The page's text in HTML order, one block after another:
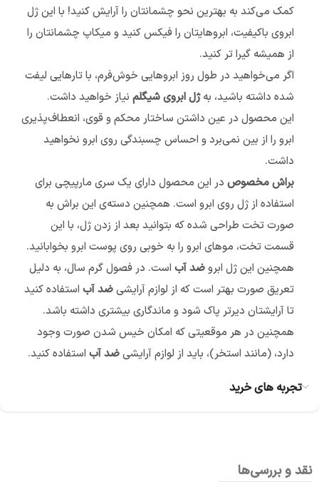
کمک می‌کند به بهترین نحو چشمانتان را آرایش کنید! با این ژل
ابروی باکیفیت، ابروهایتان را فیکس کنید و میکاپ چشمانتان را
از همیشه گیرا تر کنید.
اگر می‌خواهید در طول روز ابروهایی خوش‌فرم، با تارهایی لیفت
شده داشته باشید، بهژل ابروی شیگلم نیاز خواهید داشت.
این محصول در عین داشتن ساختار محکم و قوی، انعطاف‌پذیری
ابرو را از بین نمی‌برد و احساس چسبندگی روی ابرو نخواهید
داشت.
براش مخصوص در این محصول دارای یک سری مارپیچی برای
استفاده از ژل روی ابرو است. همچنین دسته‌ی این براش به
صورت تخت طراحی شده که بتوانید بعد از زدن ژل، با این
قسمت تخت، موهای ابرو را به خوبی روی پوست ابرو بخوابانید.
همچنین این ژل ابروضد آب است. در فصول گرم سال، به دلیل
تعریق صورت بهتر است که از لوازم آرایشیضد آب استفاده کنید
تا آرایشتان دیرتر پاک شود و ماندگاری بیشتری داشته باشد.
همچنین در هر موقعیتی که امکان خیس شدن صورت وجود
دارد، (مانند استخر)، باید از لوازم آرایشیضد آب استفاده کنید.
تجربه های خرید
نقد و بررسی‌ها